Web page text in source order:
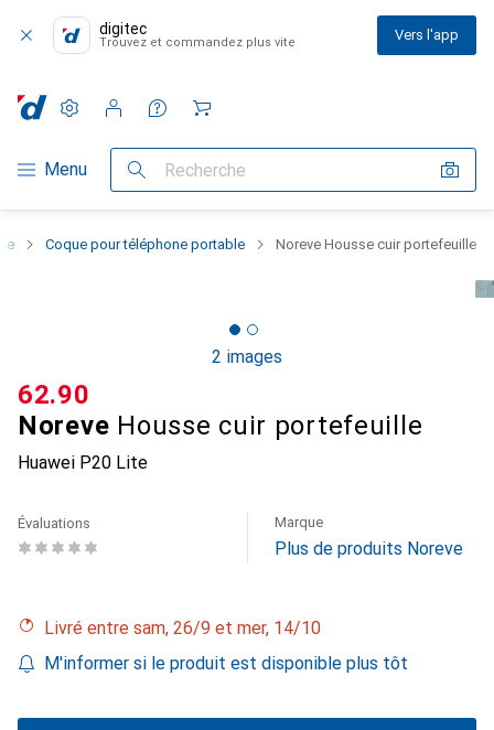
digitec
Trouvez et commandez plus vite Vers l'app
Navigation par catégorie
Menu Recherche
Paramètres
Compte client
Listes de comparaison
Listes d'envies
Panier
Coque pour téléphone portable Noreve Housse cuir portefeuille
2 images
Noreve Housse cuir portefeuille
Huawei P20 Lite
CHF
62.90
Évaluations Marque
Plus de produits Noreve
Livré entre sam, 26/9 et mer, 14/10
M'informer si le produit est disponible plus tôt